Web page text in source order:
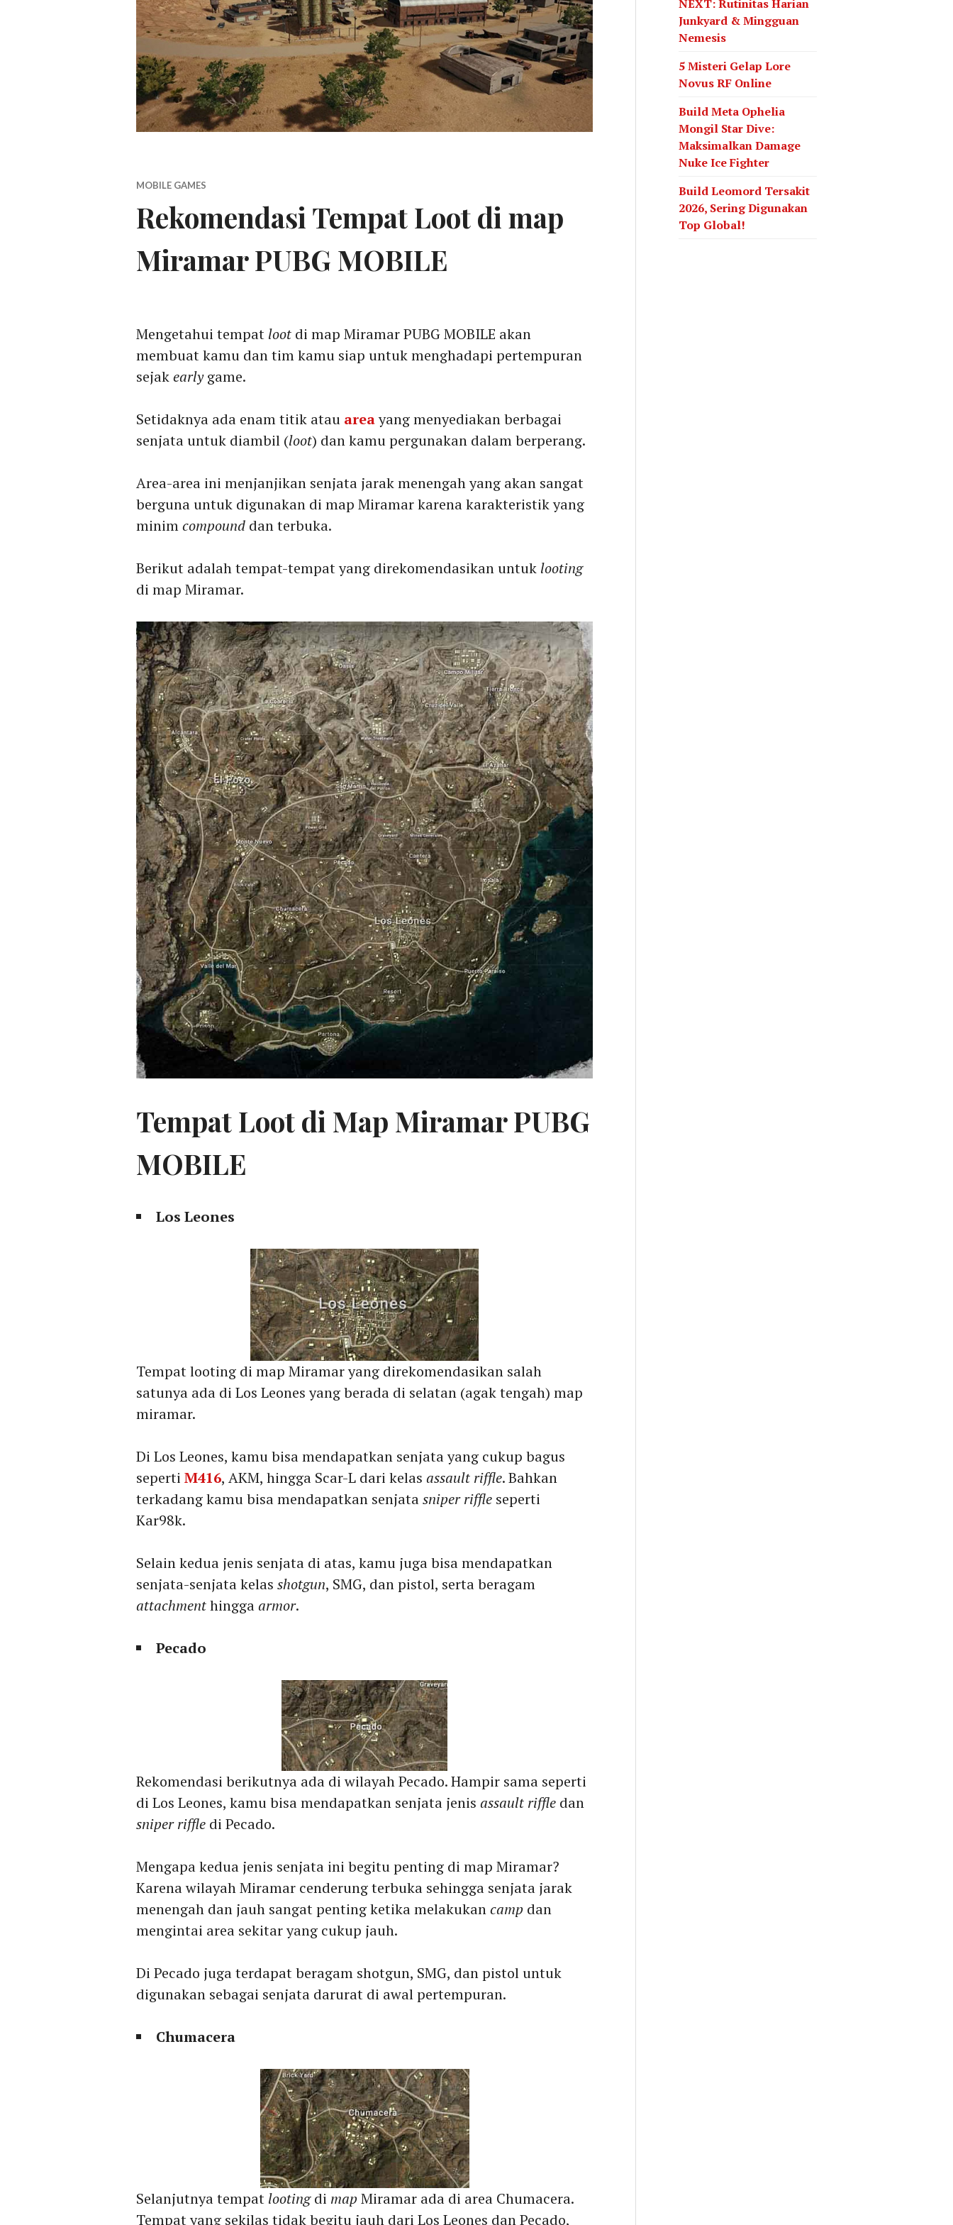
MOBILE GAMES
Rekomendasi Tempat Loot di map
Miramar PUBG MOBILE
Mengetahui tempat loot di map Miramar PUBG MOBILE akan
membuat kamu dan tim kamu siap untuk menghadapi pertempuran
sejakearlygame.
Setidaknya ada enam titik atau areayang menyediakan berbagai
senjata untuk diambil (loot) dan kamu pergunakan dalam berperang.
Area-area ini menjanjikan senjata jarak menengah yang akan sangat
berguna untuk digunakan di map Miramar karena karakteristik yang
minimcompound dan terbuka.
Berikut adalah tempat-tempat yang direkomendasikan untuk looting
di map Miramar.
Tempat Loot di Map Miramar PUBG
MOBILE
Los Leones
Tempat looting di map Miramar yang direkomendasikan salah
satunya ada di Los Leones yang berada di selatan (agak tengah) map
miramar.
Di Los Leones, kamu bisa mendapatkan senjata yang cukup bagus
seperti M416, AKM, hingga Scar-L dari kelas assault riffle. Bahkan
terkadang kamu bisa mendapatkan senjatasniper riffle seperti
Kar98k.
Selain kedua jenis senjata di atas, kamu juga bisa mendapatkan
senjata-senjata kelas shotgun, SMG, dan pistol, serta beragam
attachmenthingga armor.
Pecado
Rekomendasi berikutnya ada di wilayah Pecado. Hampir sama seperti
di Los Leones, kamu bisa mendapatkan senjata jenis assault riffle dan
sniper riffle di Pecado.
Mengapa kedua jenis senjata ini begitu penting di map Miramar?
Karena wilayah Miramar cenderung terbuka sehingga senjata jarak
menengah dan jauh sangat penting ketika melakukancamp dan
mengintai area sekitar yang cukup jauh.
Di Pecado juga terdapat beragam shotgun, SMG, dan pistol untuk
digunakan sebagai senjata darurat di awal pertempuran.
Chumacera
Selanjutnya tempat lootingdi mapMiramar ada di area Chumacera.
Tempat yang sekilas tidak begitu jauh dari Los Leones dan Pecado,
NEXT: Rutinitas Harian
Junkyard & Mingguan
Nemesis
5 Misteri Gelap Lore
Novus RF Online
Build Meta Ophelia
Mongil Star Dive:
Maksimalkan Damage
Nuke Ice Fighter
Build Leomord Tersakit
2026, Sering Digunakan
Top Global!